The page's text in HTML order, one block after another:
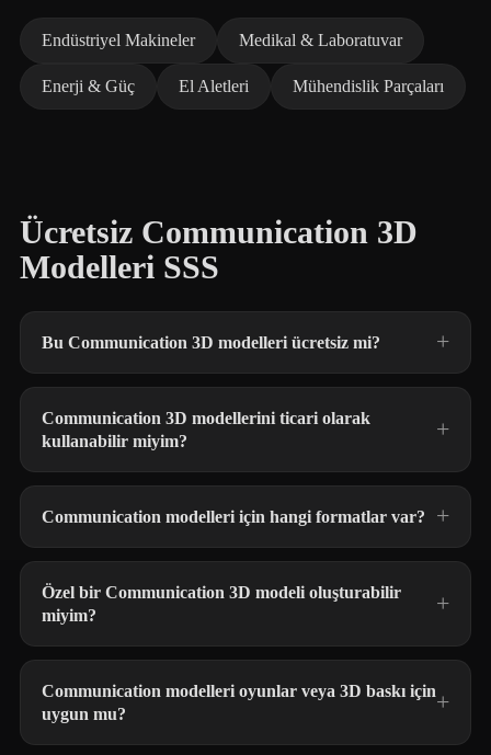
Endüstriyel Makineler Medikal & Laboratuvar
Enerji & Güç El Aletleri Mühendislik Parçaları
Ücretsiz Communication 3D
Modelleri SSS
Bu Communication 3D modelleri ücretsiz mi?
Communication 3D modellerini ticari olarak
kullanabilir miyim?
Communication modelleri için hangi formatlar var?
Özel bir Communication 3D modeli oluşturabilir
miyim?
Communication modelleri oyunlar veya 3D baskı için
uygun mu?